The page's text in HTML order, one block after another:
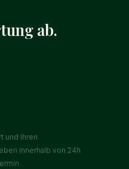
ab.
und Ihren
innerhalb von 24h